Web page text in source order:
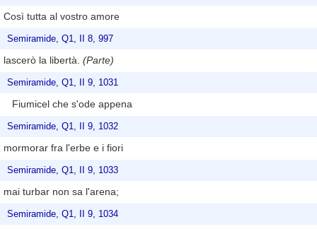
Così tutta al vostro amore
Semiramide, Q1, II 8, 997
lascerò la libertà. (Parte)
Semiramide, Q1, II 9, 1031
Fiumicel che s'ode appena
Semiramide, Q1, II 9, 1032
mormorar fra l'erbe e i fiori
Semiramide, Q1, II 9, 1033
mai turbar non sa l'arena;
Semiramide, Q1, II 9, 1034